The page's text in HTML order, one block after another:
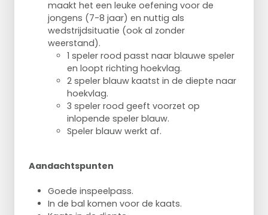
maakt het een leuke oefening voor de
jongens (7-8 jaar) en nuttig als
wedstrijdsituatie (ook al zonder
weerstand).
1 speler rood passt naar blauwe speler
en loopt richting hoekvlag.
2 speler blauw kaatst in de diepte naar
hoekvlag.
3 speler rood geeft voorzet op
inlopende speler blauw.
Speler blauw werkt af.
Aandachtspunten
Goede inspeelpass.
In de bal komen voor de kaats.